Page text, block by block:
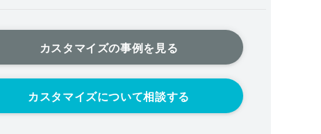
カスタマイズの事例を見る
カスタマイズについて相談する